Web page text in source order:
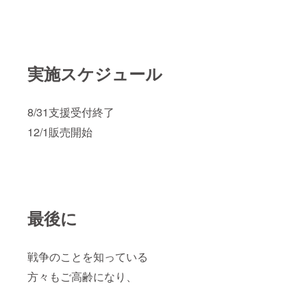
実施スケジュール
8/31支援受付終了
12/1販売開始
最後に
戦争のことを知っている
方々もご高齢になり、